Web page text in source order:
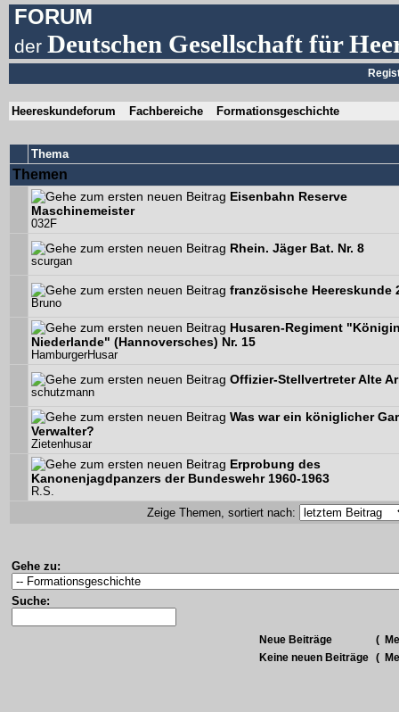
FORUM
derDeutschen Gesellschaft für
Heereskundeforum Fachbereiche Formationsgeschichte
Thema
Themen
Eisenbahn Reserve
Maschinemeister
032F
Rhein. Jäger Bat. Nr. 8
scurgan
französische Heereskunde
Bruno
Husaren-Regiment
Niederlande" (Hannoversches) Nr. 15
HamburgerHusar
Offizier-Stellvertreter Alte
schutzmann
Was war ein königlicher
Verwalter?
Zietenhusar
Erprobung des
Kanonenjagdpanzers der Bundeswehr 1960-1963
R.S.
Zeige Themen, sortiert nach:
Gehe zu:
Suche:
Neue Beiträge (
Keine neuen Beiträge
(